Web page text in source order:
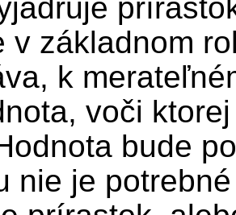
v základnom
k
voči
bude
nie je